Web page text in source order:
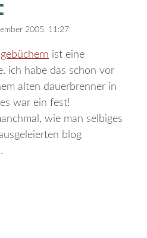
2005, 11:27
ist eine
ich habe das schon vor
alten dauerbrenner in
war ein fest!
wie man selbiges
blog